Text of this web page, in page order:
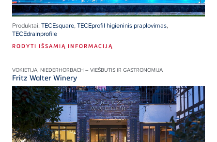
Produktai: TECEsquare,TECEprofil higieninis praplovimas,
TECEdrainprofile
RODYTI IŠSAMIĄ INFORMACIJĄ
VOKIETIJA, NIEDERHORBACH – VIEŠBUTIS IR GASTRONOMIJA
Fritz Walter Winery